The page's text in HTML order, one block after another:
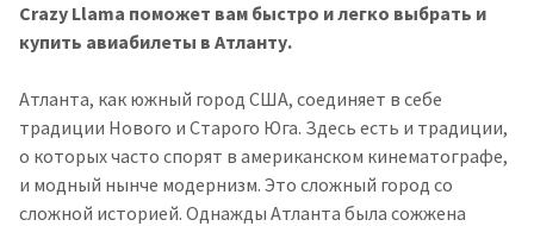
Crazy Llama поможет вам быстро и легко выбрать и
купить авиабилеты в Атланту.
Атланта, как южный город США, соединяет в себе
традиции Нового и Старого Юга. Здесь есть и традиции,
о которых часто спорят в американском кинематографе,
и модный нынче модернизм. Это сложный город со
сложной историей. Однажды Атланта была сожжена